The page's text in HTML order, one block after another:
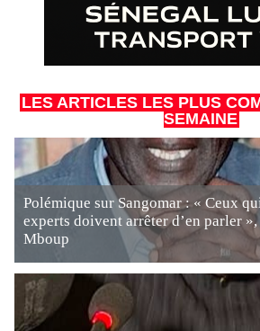
LES ARTICLES LES PLUS
SEMAINE
Polémique sur Sangomar : « Ceux
experts doivent arrêter d’en parler
Mboup